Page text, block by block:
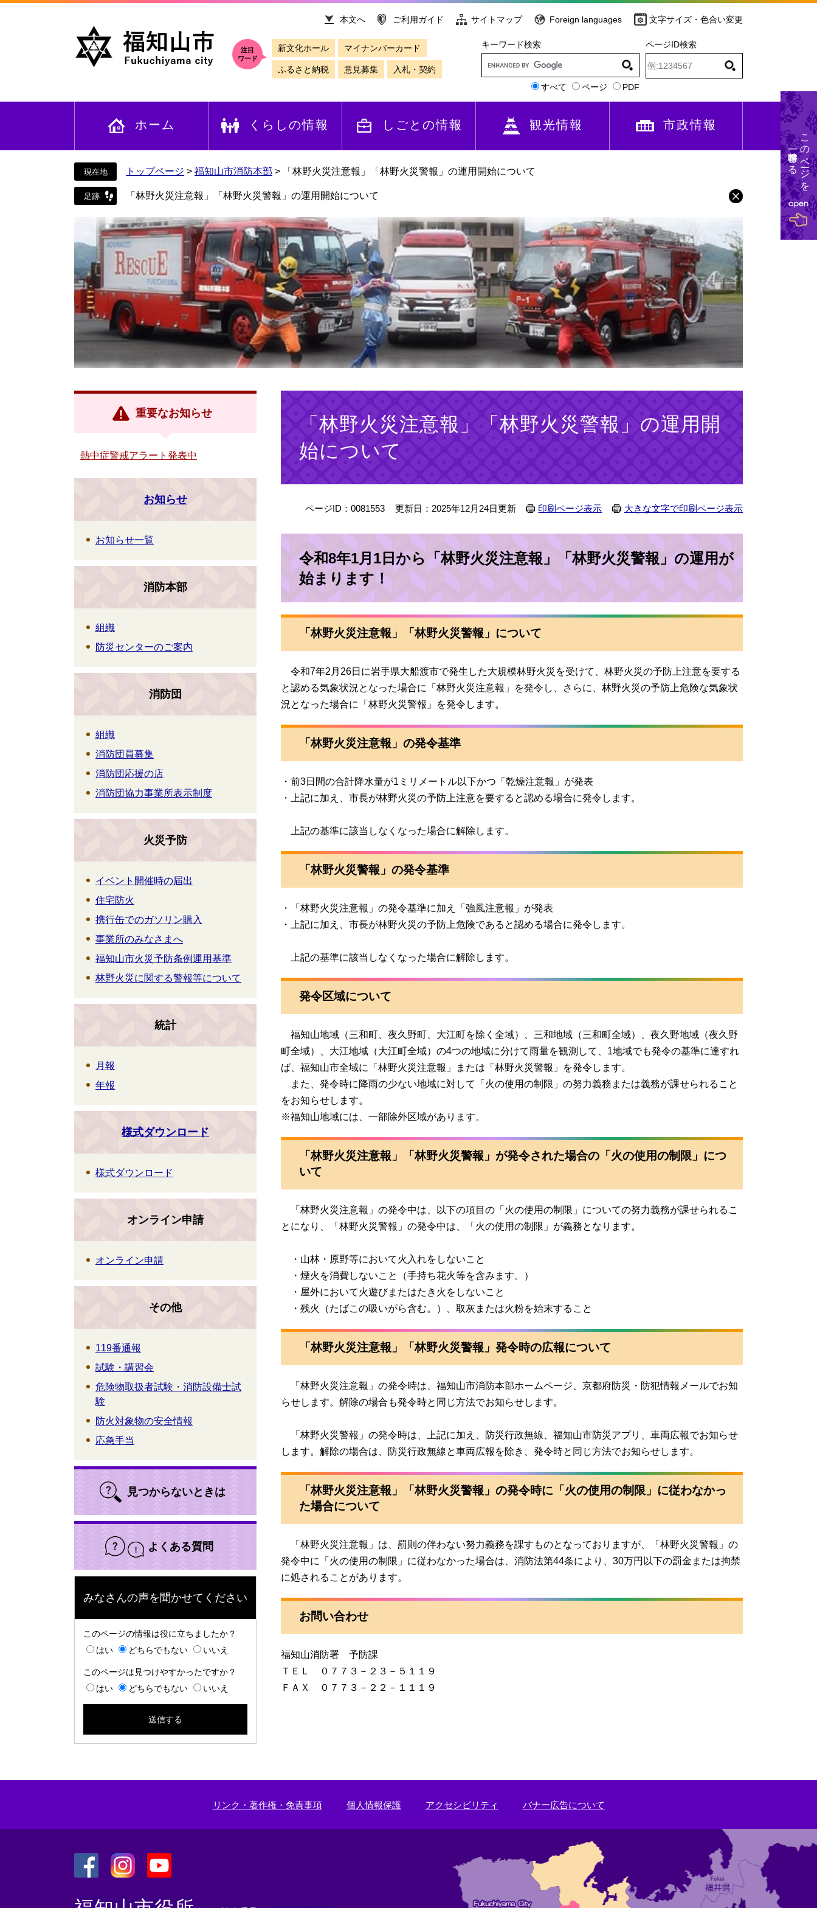
文
本文へ ご利用ガイド サイトマップ Foreign languages 文字サイズ・色合い変更
注目
ワード
新文化ホール マイナンバーカード
ふるさと納税 意見募集 入札・契約
キーワード検索
すべて ページ PDF
ページID検索
ホーム くらしの情報 しごとの情報 観光情報 市政情報
トップページ > 福知山市消防本部 > 「林野火災注意報」「林野火災警報」の運用開始について
「林野火災注意報」「林野火災警報」の運用開始について
「林野火災注意報」「林野火災警報」の運用開
始について
ページID：0081553 更新日：2025年12月24日更新 印刷ページ表示 大きな文字で印刷ページ表示
令和8年1月1日から「林野火災注意報」「林野火災警報」の運用が
始まります！
「林野火災注意報」「林野火災警報」について
令和7年2月26日に岩手県大船渡市で発生した大規模林野火災を受けて、林野火災の予防上注意を要する
と認める気象状況となった場合に「林野火災注意報」を発令し、さらに、林野火災の予防上危険な気象状
況となった場合に「林野火災警報」を発令します。
「林野火災注意報」の発令基準
・前3日間の合計降水量が1ミリメートル以下かつ「乾燥注意報」が発表
・上記に加え、市長が林野火災の予防上注意を要すると認める場合に発令します。
上記の基準に該当しなくなった場合に解除します。
「林野火災警報」の発令基準
・「林野火災注意報」の発令基準に加え「強風注意報」が発表
・上記に加え、市長が林野火災の予防上危険であると認める場合に発令します。
上記の基準に該当しなくなった場合に解除します。
発令区域について
福知山地域（三和町、夜久野町、大江町を除く全域）、三和地域（三和町全域）、夜久野地域（夜久野
町全域）、大江地域（大江町全域）の4つの地域に分けて雨量を観測して、1地域でも発令の基準に達すれ
ば、福知山市全域に「林野火災注意報」または「林野火災警報」を発令します。
また、発令時に降雨の少ない地域に対して「火の使用の制限」の努力義務または義務が課せられること
をお知らせします。
※福知山地域には、一部除外区域があります。
「林野火災注意報」「林野火災警報」が発令された場合の「火の使用の制限」につ
いて
「林野火災注意報」の発令中は、以下の項目の「火の使用の制限」についての努力義務が課せられるこ
とになり、「林野火災警報」の発令中は、「火の使用の制限」が義務となります。
・山林・原野等において火入れをしないこと
・煙火を消費しないこと（手持ち花火等を含みます。）
・屋外において火遊びまたはたき火をしないこと
・残火（たばこの吸いがら含む。）、取灰または火粉を始末すること
「林野火災注意報」「林野火災警報」発令時の広報について
「林野火災注意報」の発令時は、福知山市消防本部ホームページ、京都府防災・防犯情報メールでお知
らせします。解除の場合も発令時と同じ方法でお知らせします。
「林野火災警報」の発令時は、上記に加え、防災行政無線、福知山市防災アプリ、車両広報でお知らせ
します。解除の場合は、防災行政無線と車両広報を除き、発令時と同じ方法でお知らせします。
「林野火災注意報」「林野火災警報」の発令時に「火の使用の制限」に従わなかっ
た場合について
「林野火災注意報」は、罰則の伴わない努力義務を課すものとなっておりますが、「林野火災警報」の
発令中に「火の使用の制限」に従わなかった場合は、消防法第44条により、30万円以下の罰金または拘禁
に処されることがあります。
お問い合わせ
福知山消防署 予防課
ＴＥＬ ０７７３－２３－５１１９
ＦＡＸ ０７７３－２２－１１１９
重要なお知らせ
熱中症警戒アラート発表中
お知らせ
お知らせ一覧
消防本部
組織
防災センターのご案内
消防団
組織
消防団員募集
消防団応援の店
消防団協力事業所表示制度
火災予防
イベント開催時の届出
住宅防火
携行缶でのガソリン購入
事業所のみなさまへ
福知山市火災予防条例運用基準
林野火災に関する警報等について
統計
月報
年報
様式ダウンロード
様式ダウンロード
オンライン申請
オンライン申請
その他
119番通報
試験・講習会
危険物取扱者試験・消防設備士試
験
防火対象物の安全情報
応急手当
見つからないときは
よくある質問
みなさんの声を聞かせてください
このページの情報は役に立ちましたか？
はい
どちらでもない いいえ
このページは見つけやすかったですか？
はい
どちらでもない いいえ
リンク・著作権・免責事項 個人情報保護 アクセシビリティ バナー広告について
外
外
外
このページを
一時保存する